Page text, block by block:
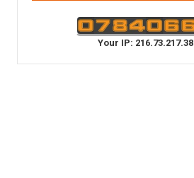
Your IP: 216.73.217.38